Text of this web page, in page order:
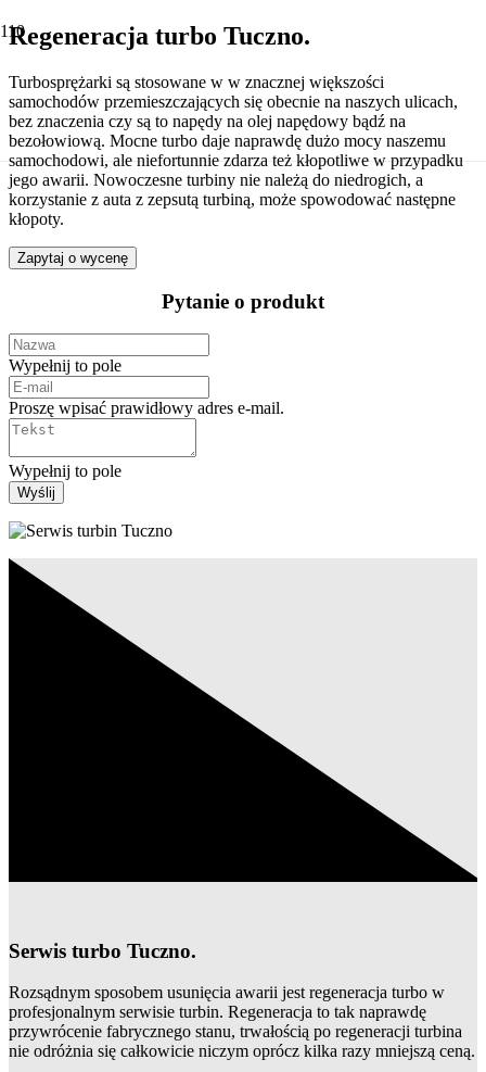
Regeneracja turbo Tuczno.
Turbosprężarki są stosowane w w znacznej większości
samochodów przemieszczających się obecnie na naszych ulicach,
bez znaczenia czy są to napędy na olej napędowy bądź na
bezołowiową. Mocne turbo daje naprawdę dużo mocy naszemu
samochodowi, ale niefortunnie zdarza też kłopotliwe w przypadku
jego awarii. Nowoczesne turbiny nie należą do niedrogich, a
korzystanie z auta z zepsutą turbiną, może spowodować następne
kłopoty.
Zapytaj o wycenę
Pytanie o produkt
Wypełnij to pole
Proszę wpisać prawidłowy adres e-mail.
Wypełnij to pole
Wyślij
Serwis turbo Tuczno.
Rozsądnym sposobem usunięcia awarii jest regeneracja turbo w
profesjonalnym serwisie turbin. Regeneracja to tak naprawdę
przywrócenie fabrycznego stanu, trwałością po regeneracji turbina
nie odróżnia się całkowicie niczym oprócz kilka razy mniejszą ceną.